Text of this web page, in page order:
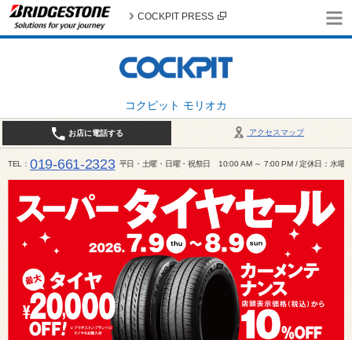
コクピット モリオカ
COCKPIT PRESS
アクセスマップ
お店に電話する
TEL 019-661-2323 平日・土曜・日曜・祝祭日 10:00 AM ～ 7:00 PM / 定休日：水曜